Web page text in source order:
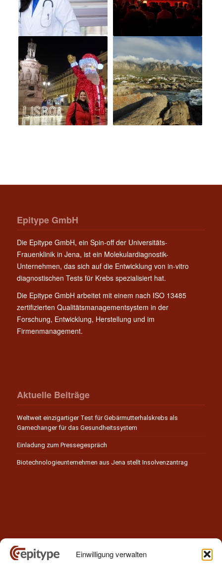
Einwilligung verwalten
Epitype GmbH
Die Epitype GmbH, ein Spin-off der Universitäts-
Frauenklinik in Jena, ist ein Molekulardiagnostik-
Unternehmen, das sich auf die Entwicklung von in-vitro
diagnostischen Tests für Krebs spezialisiert hat.
Die Epitype GmbH arbeitet mit einem nach ISO 13485
zertifizierten Qualitätsmanagementsystem in der
Forschung, Entwicklung, Herstellung und im
Firmenmanagement.
Aktuelle Beiträge
Weltweit einzigartiger Test für Gebärmutterhalskrebs als
Gamechanger für das Gesundheitssystem
Einladung zum Pressegespräch
Biotechnologieunternehmen aus Jena stellt Insolvenzantrag
Kontakt